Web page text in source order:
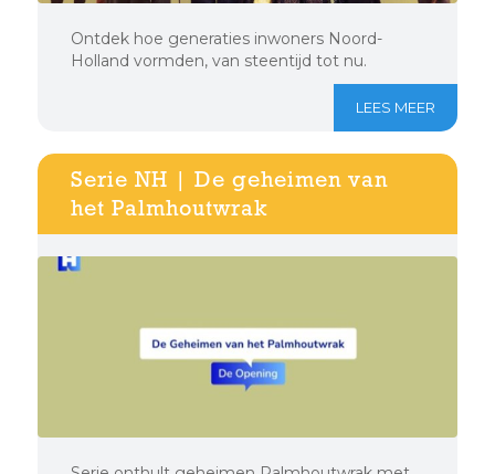
Ontdek hoe generaties inwoners Noord-
Holland vormden, van steentijd tot nu.
LEES MEER
Serie NH | De geheimen van
het Palmhoutwrak